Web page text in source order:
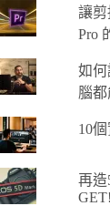
讓剪
Pro
如何
腦
10
再